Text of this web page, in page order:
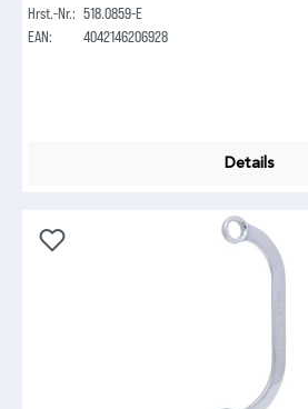
Hrst.-Nr.: 518.0859-E
EAN:
4042146206928
Details